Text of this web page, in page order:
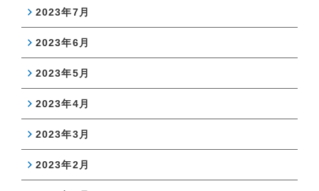
2023年7月
2023年6月
2023年5月
2023年4月
2023年3月
2023年2月